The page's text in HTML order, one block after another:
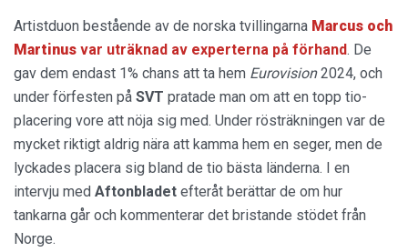
Artistduon bestående av de norska tvillingarna Marcus och
Martinus var uträknad av experterna på förhand. De
gav dem endast 1% chans att ta hem Eurovision2024, och
under förfesten på SVT pratade man om att en topp tio-
placering vore att nöja sig med. Under rösträkningen var de
mycket riktigt aldrig nära att kamma hem en seger, men de
lyckades placera sig bland de tio bästa länderna. I en
intervju med Aftonbladet efteråt berättar de om hur
tankarna går och kommenterar det bristande stödet från
Norge.